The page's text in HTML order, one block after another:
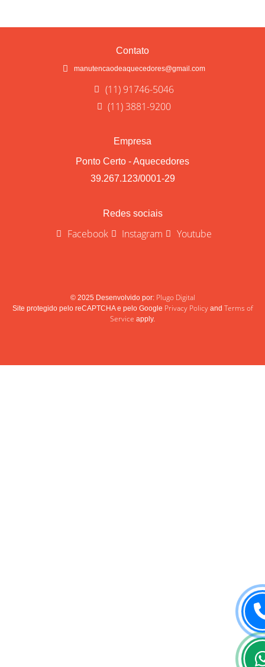
Contato
manutencaodeaquecedores@gmail.com
(11) 91746-5046
(11) 3881-9200
Empresa
Ponto Certo - Aquecedores
39.267.123/0001-29
Redes sociais
Facebook Instagram Youtube
© 2025 Desenvolvido por: Plugo Digital
Site protegido pelo reCAPTCHA e pelo Google Privacy Policyand Terms of
Service apply.